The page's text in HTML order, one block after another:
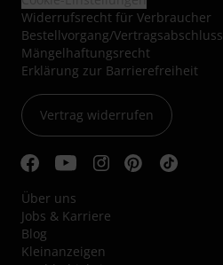
Widerrufsrecht für Verbraucher
Bestellvorgang/Vertragsabschluss
Mängelhaftungsrecht
Erklärung zur Barrierefreiheit
Vertrag widerrufen
Über uns
Jobs & Karriere
Blog
Kleinanzeigen